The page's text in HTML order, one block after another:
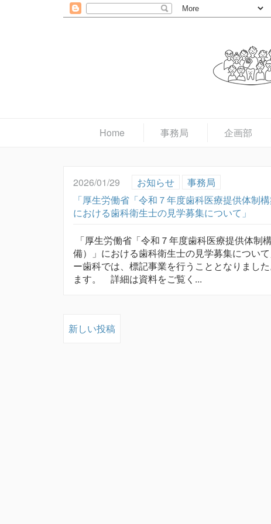
Home 事務局 企画部
2026/01/29 お知らせ
事務局
「厚生労働省「令和７年度歯科医療提供体制
における歯科衛生士の見学募集について」
「厚生労働省「令和７年度歯科医療提供体
備）」における歯科衛生士の見学募集につ
ー歯科では、標記事業を行うこととなりま
ます。 詳細は資料をご覧く...
新しい投稿